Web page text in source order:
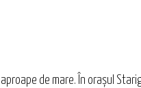
de mare. În oraşul